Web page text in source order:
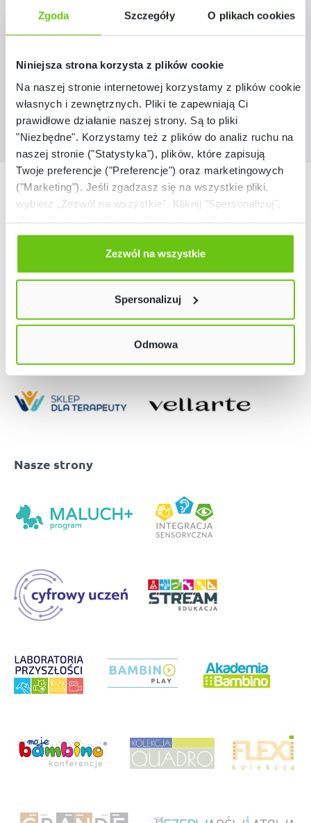
Zgoda Szczegóły O plikach cookies
Niniejsza strona korzysta z plików cookie
Na naszej stronie internetowej korzystamy z plików cookie:
własnych i zewnętrznych. Pliki te zapewniają Ci
prawidłowe działanie naszej strony. Są to pliki
"Niezbędne". Korzystamy też z plików do analiz ruchu na
naszej stronie ("Statystyka"), plików, które zapisują
Twoje preferencje ("Preferencje") oraz marketingowych
("Marketing"). Jeśli zgadzasz się na wszystkie pliki,
wybierz „Zezwól na wszystkie”. Kliknij "Spersonalizuj",
Odmów zgody poprzez przycisk „Odmowa”. Wtedy
użyjemy tylko plików niezbędnych dla naszej strony.
Twój wybór możesz zmienić przez kliknięcie przycisku w
Polityce prywatności
Zezwól na wszystkie
Spersonalizuj
Odmowa
Kod produktu:101244
639,80 zł
Nasze marki
Nasze strony